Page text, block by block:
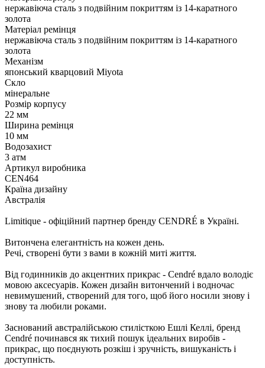
нержавіюча сталь з подвійним покриттям із 14-каратного
золота
Матеріал ремінця
нержавіюча сталь з подвійним покриттям із 14-каратного
золота
Механізм
японський кварцовий Miyota
Скло
мінеральне
Розмір корпусу
22 мм
Ширина ремінця
10 мм
Водозахист
3 атм
Артикул виробника
CEN464
Країна дизайну
Австралія
Limitique - офіційний партнер бренду CENDRÉ в Україні.
Витончена елегантність на кожен день.
Речі, створені бути з вами в кожній миті життя.
Від годинників до акцентних прикрас - Cendré вдало володіє
мовою аксесуарів. Кожен дизайн витончений і водночас
невимушений, створений для того, щоб його носили знову і
знову та любили роками.
Заснований австралійською стилісткою Ешлі Келлі, бренд
Cendré починався як тихий пошук ідеальних виробів -
прикрас, що поєднують розкіш і зручність, вишуканість і
доступність.